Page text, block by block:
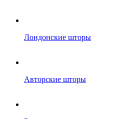
Лондонские шторы
Авторские шторы